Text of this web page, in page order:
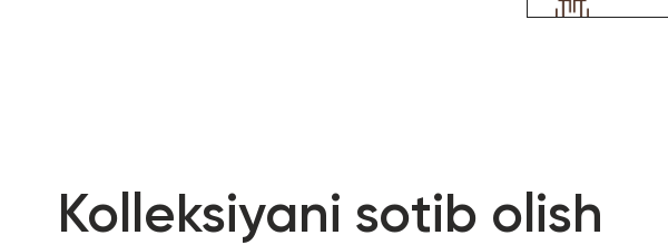
Kolleksiyani sotib olish